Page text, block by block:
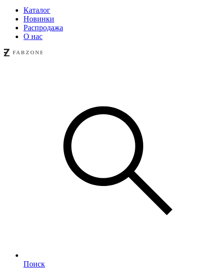
Каталог
Новинки
Распродажа
О нас
Поиск